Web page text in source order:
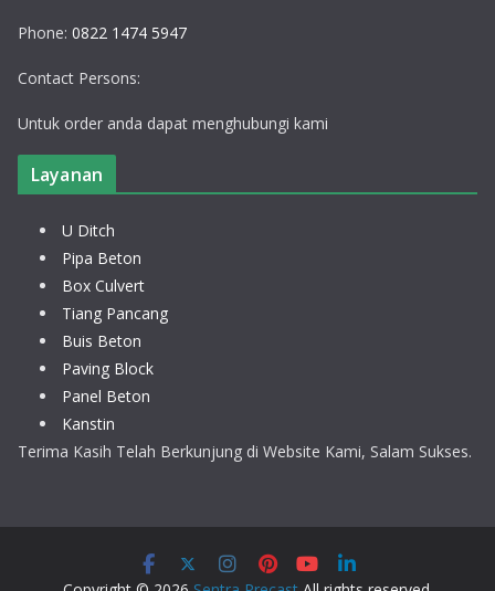
Phone: 0822 1474 5947
Contact Persons:
Untuk order anda dapat menghubungi kami
Layanan
U Ditch
Pipa Beton
Box Culvert
Tiang Pancang
Buis Beton
Paving Block
Panel Beton
Kanstin
Terima Kasih Telah Berkunjung di Website Kami, Salam Sukses.